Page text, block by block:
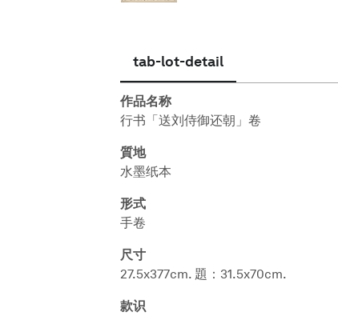
tab-lot-detail
作品名称
行书「送刘侍御还朝」卷
質地
水墨纸本
形式
手卷
尺寸
27.5x377cm. 題：31.5x70cm.
款识